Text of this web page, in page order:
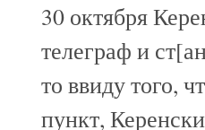
30 октября
телеграф и
то ввиду того,
пункт,